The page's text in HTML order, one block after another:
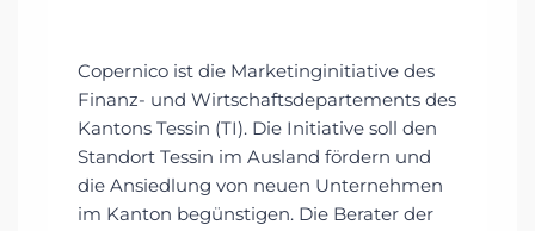
Copernico ist die Marketinginitiative des
Finanz- und Wirtschaftsdepartements des
Kantons Tessin (TI). Die Initiative soll den
Standort Tessin im Ausland fördern und
die Ansiedlung von neuen Unternehmen
im Kanton begünstigen. Die Berater der